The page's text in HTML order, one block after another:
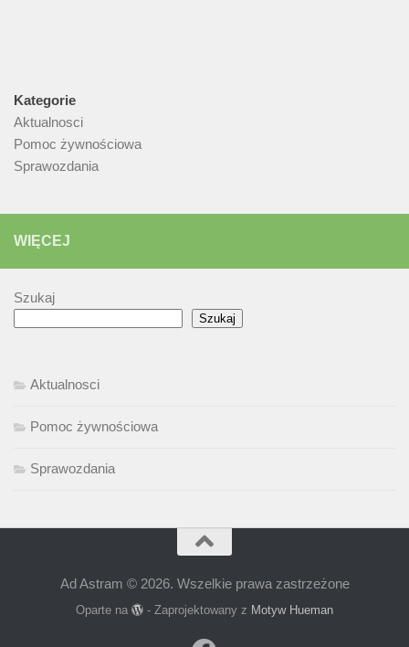
Kategorie
Aktualnosci
Pomoc żywnościowa
Sprawozdania
WIĘCEJ
Szukaj
Szukaj
Aktualnosci
Pomoc żywnościowa
Sprawozdania
Ad Astram © 2026. Wszelkie prawa zastrzeżone
Oparte na - Zaprojektowany z Motyw Hueman